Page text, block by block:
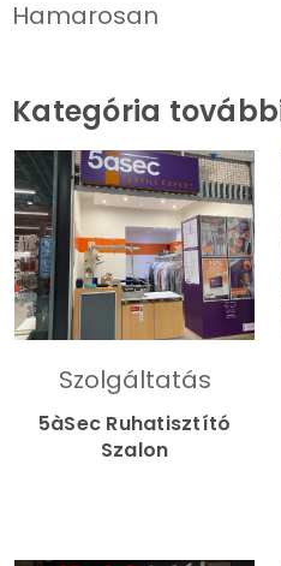
Hamarosan
Kategória
Szolgáltatás
5àSec Ruhatisztító
Szalon